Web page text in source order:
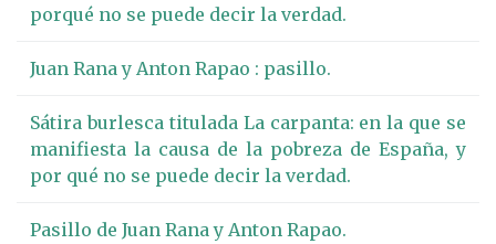
porqué no se puede decir la verdad.
Juan Rana y Anton Rapao : pasillo.
Sátira burlesca titulada La carpanta: en la que se
manifiesta la causa de la pobreza de España, y
por qué no se puede decir la verdad.
Pasillo de Juan Rana y Anton Rapao.